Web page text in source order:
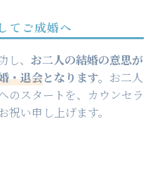
てご成婚へ
、 お二人の結婚の意思が
・退会となります。 お二人
のスタートを、カウンセラ
祝い申し上げます。